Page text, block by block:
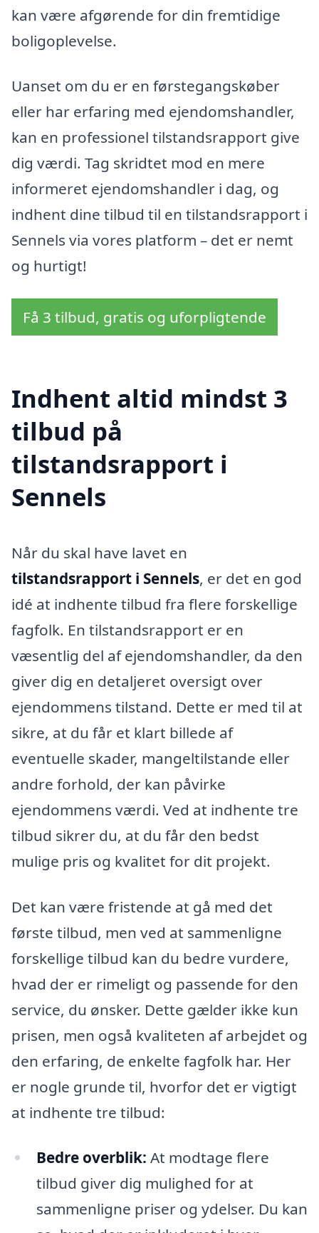
kan være afgørende for din fremtidige
boligoplevelse.
Uanset om du er en førstegangskøber
eller har erfaring med ejendomshandler,
kan en professionel tilstandsrapport give
dig værdi. Tag skridtet mod en mere
informeret ejendomshandler i dag, og
indhent dine tilbud til en tilstandsrapport i
Sennels via vores platform – det er nemt
og hurtigt!
Få 3 tilbud, gratis og uforpligtende
Indhent altid mindst 3
tilbud på
tilstandsrapport i
Sennels
Når du skal have lavet en
tilstandsrapport i Sennels, er det en god
idé at indhente tilbud fra flere forskellige
fagfolk. En tilstandsrapport er en
væsentlig del af ejendomshandler, da den
giver dig en detaljeret oversigt over
ejendommens tilstand. Dette er med til at
sikre, at du får et klart billede af
eventuelle skader, mangeltilstande eller
andre forhold, der kan påvirke
ejendommens værdi. Ved at indhente tre
tilbud sikrer du, at du får den bedst
mulige pris og kvalitet for dit projekt.
Det kan være fristende at gå med det
første tilbud, men ved at sammenligne
forskellige tilbud kan du bedre vurdere,
hvad der er rimeligt og passende for den
service, du ønsker. Dette gælder ikke kun
prisen, men også kvaliteten af arbejdet og
den erfaring, de enkelte fagfolk har. Her
er nogle grunde til, hvorfor det er vigtigt
at indhente tre tilbud:
Bedre overblik: At modtage flere
tilbud giver dig mulighed for at
sammenligne priser og ydelser. Du kan